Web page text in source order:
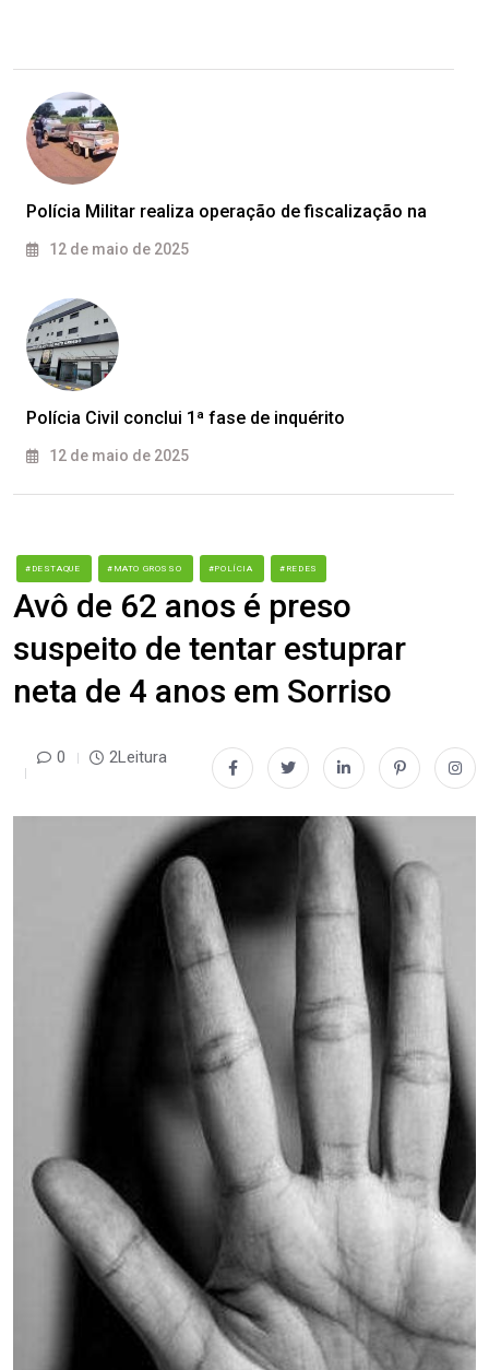
Polícia Militar realiza operação de fiscalização na
12 de maio de 2025
Polícia Civil conclui 1ª fase de inquérito
12 de maio de 2025
#DESTAQUE #MATO GROSSO #POLÍCIA #REDES
Avô de 62 anos é preso
suspeito de tentar estuprar
neta de 4 anos em Sorriso
0 2Leitura